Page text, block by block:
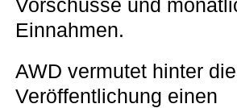
Vorschüsse und
Einnahmen.
AWD vermutet hinter
Veröffentlichung einen